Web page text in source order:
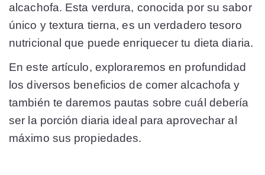
alcachofa. Esta verdura, conocida por su sabor
único y textura tierna, es un verdadero tesoro
nutricional que puede enriquecer tu dieta diaria.
En este artículo, exploraremos en profundidad
los diversos beneficios de comer alcachofa y
también te daremos pautas sobre cuál debería
ser la porción diaria ideal para aprovechar al
máximo sus propiedades.